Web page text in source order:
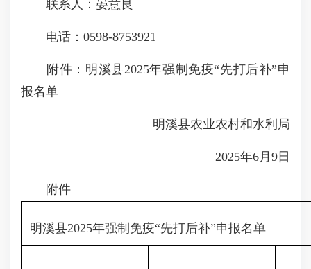
联系人：晏意良
电话：0598-8753921
附件：明溪县2025年强制免疫“先打后补”申
报名单
明溪县农业农村和水利局
2025年6月9日
附件
明溪县2025年强制免疫“先打后补”申报名单